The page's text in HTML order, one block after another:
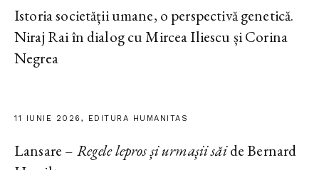
Istoria societății umane, o perspectivă genetică.
Niraj Rai în dialog cu Mircea Iliescu și Corina
Negrea
11 IUNIE 2026, EDITURA HUMANITAS
Lansare – Regele lepros și urmașii săide Bernard